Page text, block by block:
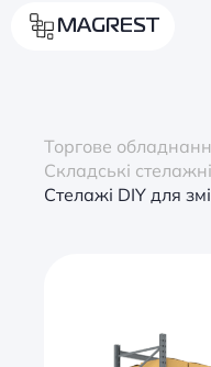
MAGREST
Торгове
Складські
Стелажі DIY для